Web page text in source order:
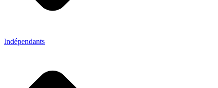
Indépendants